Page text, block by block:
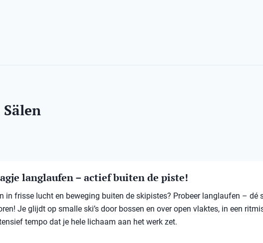
langlaufen – actief buiten de piste!
in frisse lucht en beweging buiten de skipistes? Probeer langlaufen – dé
Je glijdt op smalle ski’s door bossen en over open vlaktes, in een
tempo dat je hele lichaam aan het werk zet.